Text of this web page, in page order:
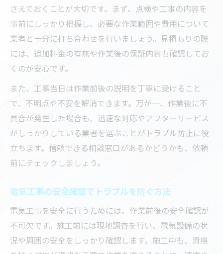
さえておくことが大切です。まず、点検や工事の内容を
事前にしっかり把握し、必要な作業範囲や費用について
業者と十分に打ち合わせを行いましょう。見積もりの際
には、追加料金の有無や作業後の保証内容も確認してお
くのが安心です。
また、工事当日は作業前後の説明を丁寧に受けること
で、不明点や不安を解消できます。万が一、作業後に不
具合が発生した場合も、迅速な対応やアフターサービス
がしっかりしている業者を選ぶことがトラブル防止に役
立ちます。信頼できる相談窓口があるかどうかも、依頼
前にチェックしましょう。
電気工事の安全確認でトラブルを防ぐ方法
電気工事を安全に行うためには、作業前後の安全確認が
不可欠です。施工前には現地調査を行い、電気設備の状
況や周囲の安全をしっかり確認します。施工中も、資格